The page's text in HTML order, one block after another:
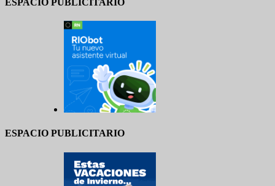
ESPACIO PUBLICITARIO